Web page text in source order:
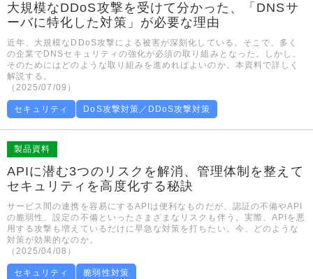
大規模なDDoS攻撃を受けて分かった、「DNSサ
ーバに特化した対策」が必要な理由
近年、大規模なDDoS攻撃による被害が深刻化している。そこで、多く
の企業でDNSセキュリティの強化が必須の取り組みとなった。しかし、
そのためにはどのような取り組みを進めればよいのか。本資料で詳しく
解説する。
（2025/07/09）
セキュリティ DoS攻撃対策／DDoS攻撃対策
製品資料
APIに潜む3つのリスクを解消、管理体制を整えて
セキュリティを高度化する秘訣
サービス間の連携を容易にするAPIは便利なものだが、認証の不備やAPI
の脆弱性、設定の不備といったさまざまなリスクも伴う。実際、APIを悪
用する攻撃も増えているだけに早急な対策を打ちたい。今、どのような
対策が効果的なのか。
（2025/04/08）
セキュリティ 脆弱性対策